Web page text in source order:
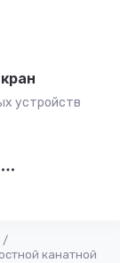
устройств
/
канатной